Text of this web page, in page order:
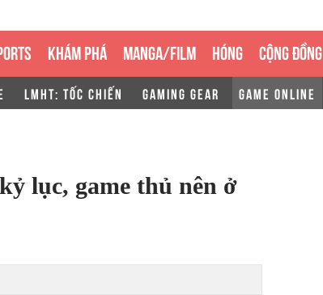
KHÁM PHÁ MANGA/FILM HÓNG CỘNG ĐỒNG
LMHT: TỐC CHIẾN GAMING GEAR GAME ONLINE
lục, game thủ nên ở